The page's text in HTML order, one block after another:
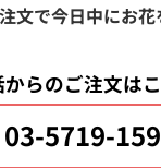
文で今日中にお花
らのご注文は
03-5719-